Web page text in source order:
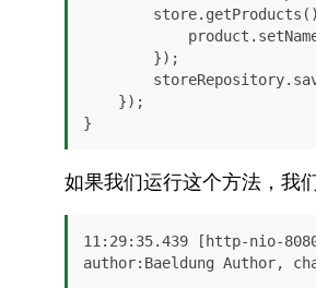
}
如果我们运行这个方法，我
11:29:35.439 [http-nio-
author:Baeldung Author,